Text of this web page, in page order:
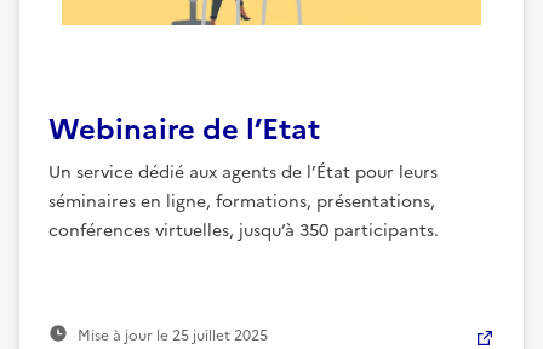
Webinaire de l’Etat
Un service dédié aux agents de l’État pour leurs
séminaires en ligne, formations, présentations,
conférences virtuelles, jusqu’à 350 participants.
Mise à jour le25 juillet 2025